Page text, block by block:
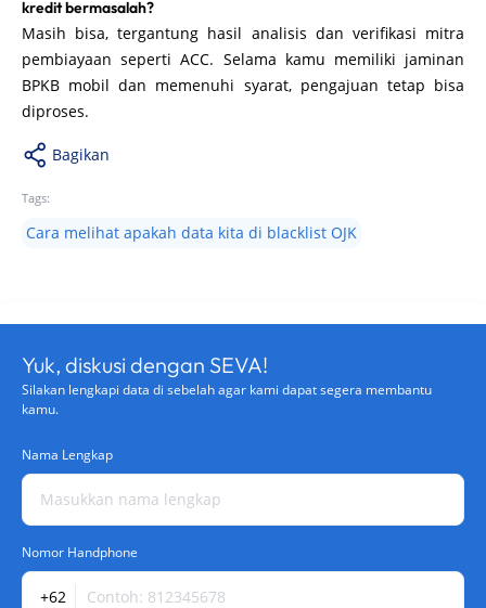
kredit bermasalah?
Masih bisa, tergantung hasil analisis dan verifikasi mitra
pembiayaan seperti ACC. Selama kamu memiliki jaminan
BPKB mobil dan memenuhi syarat, pengajuan tetap bisa
diproses.
Bagikan
Tags:
Cara melihat apakah data kita di blacklist OJK
Yuk, diskusi dengan SEVA!
Silakan lengkapi data di sebelah agar kami dapat segera membantu
kamu.
Nama Lengkap
Nomor Handphone
+62